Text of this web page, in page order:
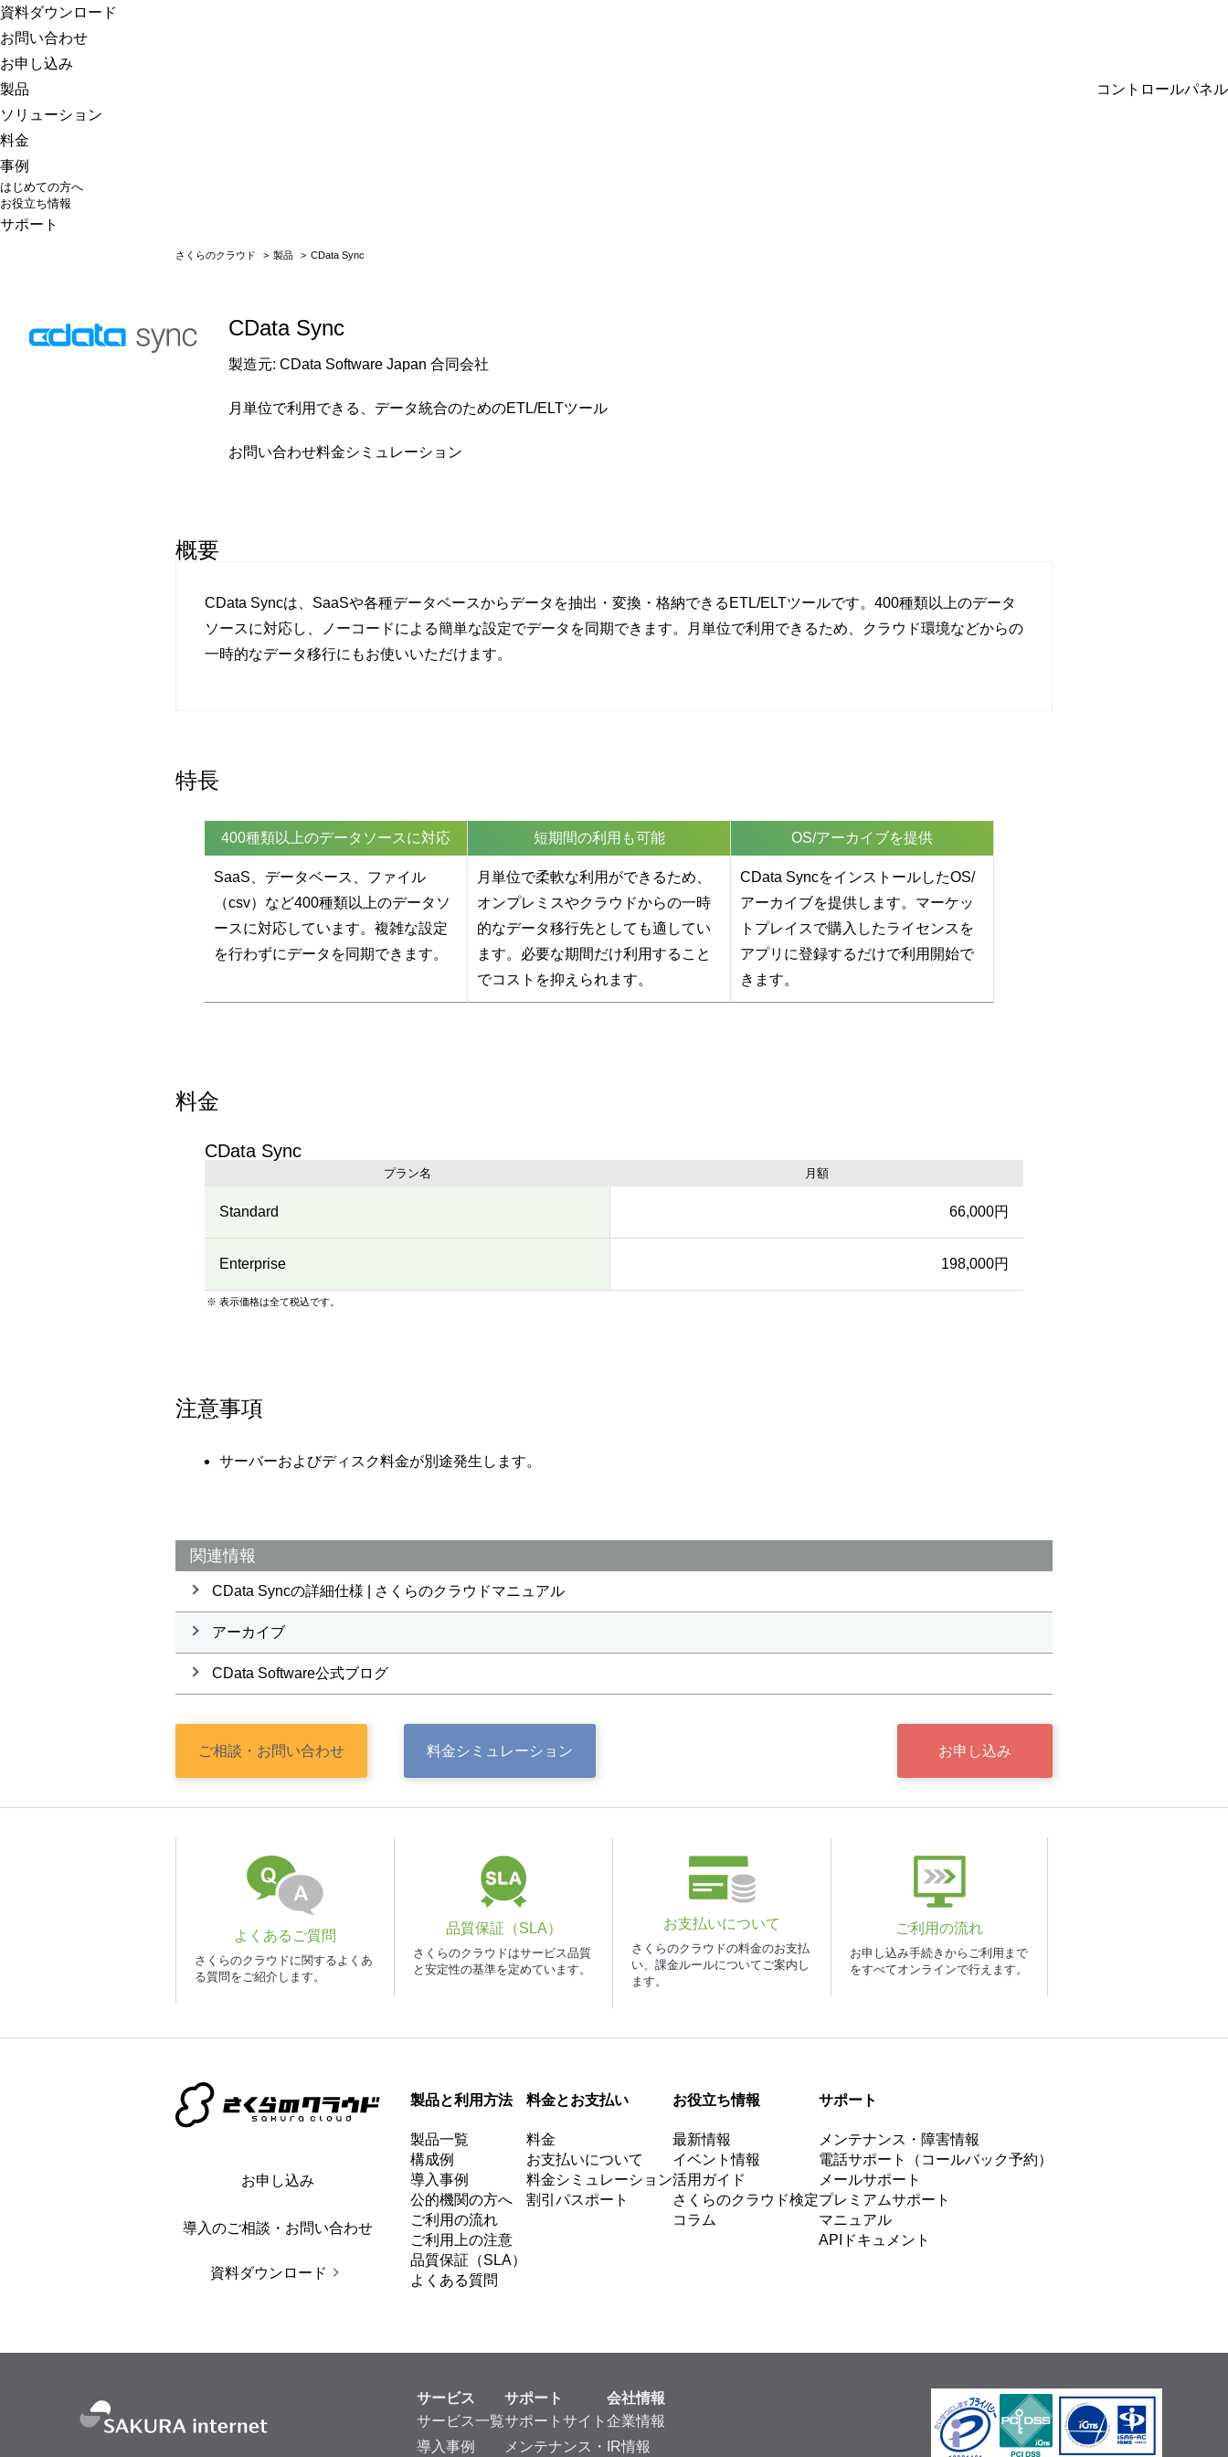
さくらのクラウド
資料ダウンロード
お問い合わせ
お申し込み
製品
ソリューション
料金
事例
はじめての方へ
お役立ち情報
サポート
コントロールパネル
さくらのクラウド > 製品 > CData Sync
CData Sync
製造元: CData Software Japan 合同会社
月単位で利用できる、データ統合のためのETL/ELTツール
お問い合わせ料金シミュレーション
概要
CData Syncは、SaaSや各種データベースからデータを抽出・変換・格納できるETL/ELTツールです。400種類以上のデータ
ソースに対応し、ノーコードによる簡単な設定でデータを同期できます。月単位で利用できるため、クラウド環境などからの
一時的なデータ移行にもお使いいただけます。
特長
400種類以上のデータソースに対応
SaaS、データベース、ファイル
（csv）など400種類以上のデータソ
ースに対応しています。複雑な設定
を行わずにデータを同期できます。
短期間の利用も可能
月単位で柔軟な利用ができるため、
オンプレミスやクラウドからの一時
的なデータ移行先としても適してい
ます。必要な期間だけ利用すること
でコストを抑えられます。
OS/アーカイブを提供
CData SyncをインストールしたOS/
アーカイブを提供します。マーケッ
トプレイスで購入したライセンスを
アプリに登録するだけで利用開始で
きます。
料金
CData Sync
プラン名 月額
Standard 66,000円
Enterprise 198,000円
※ 表示価格は全て税込です。
注意事項
サーバーおよびディスク料金が別途発生します。
関連情報
CData Syncの詳細仕様 | さくらのクラウドマニュアル
アーカイブ
CData Software公式ブログ
お申し込み
ご相談・ お問い合わせ 料金シミュレーション
よくあるご質問
さくらのクラウドに関するよくあ
る質問をご紹介します。
品質保証（SLA）
さくらのクラウドはサービス品質
と安定性の基準を定めています。
お支払いについて
さくらのクラウドの料金のお支払
い、課金ルールについてご案内し
ます。
ご利用の流れ
お申し込み手続きからご利用まで
をすべてオンラインで行えます。
お申し込み
導入のご相談・お問い合わせ
資料ダウンロード
製品と利用方法
製品一覧
構成例
導入事例
公的機関の方へ
ご利用の流れ
ご利用上の注意
品質保証（SLA）
よくある質問
料金とお支払い
料金
お支払いについて
料金シミュレーション
割引パスポート
お役立ち情報
最新情報
イベント情報
活用ガイド
さくらのクラウド検定
コラム
サポート
メンテナンス・障害情報
電話サポート（コールバック予約）
メールサポート
プレミアムサポート
マニュアル
APIドキュメント
サービス
サービス一覧
導入事例
サポート
サポートサイト
メンテナンス・
会社情報
企業情報
IR情報